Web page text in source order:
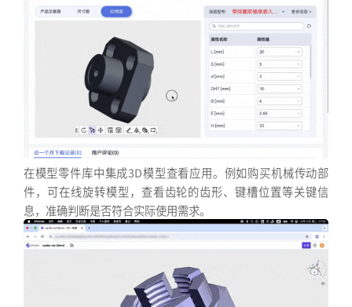
在模型零件库中集成3D模型查看应用。例如购买机械传动部
件，可在线旋转模型，查看齿轮的齿形、键槽位置等关键信
息，准确判断是否符合实际使用需求。